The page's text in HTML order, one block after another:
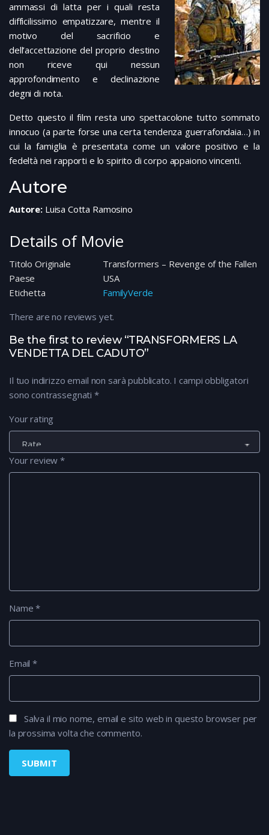
ammassi di latta per i quali resta
difficilissimo empatizzare, mentre il
motivo del sacrificio e
dell’accettazione del proprio destino
non riceve qui nessun
approfondimento e declinazione
degni di nota.
Detto questo il film resta uno spettacolone tutto sommato
innocuo (a parte forse una certa tendenza guerrafondaia…) in
cui la famiglia è presentata come un valore positivo e la
fedeltà nei rapporti e lo spirito di corpo appaiono vincenti.
Autore
Autore:Luisa Cotta Ramosino
Details of Movie
Titolo Originale
Transformers – Revenge of the Fallen
Paese
USA
Etichetta
FamilyVerde
Be the first to review “TRANSFORMERS LA
VENDETTA DEL CADUTO”
Il tuo indirizzo email non sarà pubblicato. I campi obbligatori
sono contrassegnati *
Your rating
Your review*
Name*
Email*
Salva il mio nome, email e sito web in questo browser per
la prossima volta che commento.
There are no reviews yet.